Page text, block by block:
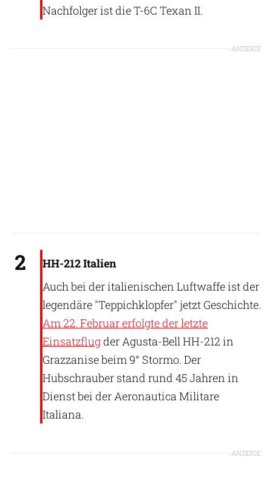
Nachfolger ist die T-6C Texan II.
ANZEIGE
2
HH-212 Italien
Auch bei der italienischen Luftwaffe ist der
legendäre "Teppichklopfer" jetzt Geschichte.
Am 22. Februar erfolgte der letzte
Einsatzflugder Agusta-Bell HH-212 in
Grazzanise beim 9° Stormo. Der
Hubschrauber stand rund 45 Jahren in
Dienst bei der Aeronautica Militare
Italiana.
ANZEIGE